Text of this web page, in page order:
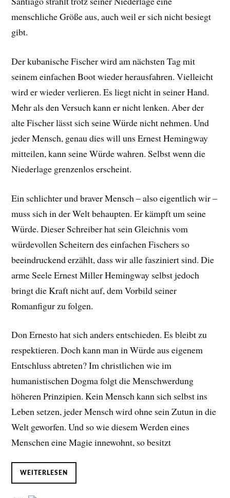
menschliche Größe aus, auch weil er sich nicht besiegt
gibt.
Der kubanische Fischer wird am nächsten Tag mit
seinem einfachen Boot wieder herausfahren. Vielleicht
wird er wieder verlieren. Es liegt nicht in seiner Hand.
Mehr als den Versuch kann er nicht lenken. Aber der
alte Fischer lässt sich seine Würde nicht nehmen. Und
jeder Mensch, genau dies will uns Ernest Hemingway
mitteilen, kann seine Würde wahren. Selbst wenn die
Niederlage grenzenlos erscheint.
Ein schlichter und braver Mensch – also eigentlich wir –
muss sich in der Welt behaupten. Er kämpft um seine
Würde. Dieser Schreiber hat sein Gleichnis vom
würdevollen Scheitern des einfachen Fischers so
beeindruckend erzählt, dass wir alle fasziniert sind. Die
arme Seele Ernest Miller Hemingway selbst jedoch
bringt die Kraft nicht auf, dem Vorbild seiner
Romanfigur zu folgen.
Don Ernesto hat sich anders entschieden. Es bleibt zu
respektieren. Doch kann man in Würde aus eigenem
Entschluss abtreten? Im christlichen wie im
humanistischen Dogma folgt die Menschwerdung
höheren Prinzipien. Kein Mensch kann sich selbst ins
Leben setzen, jeder Mensch wird ohne sein Zutun in die
Welt geworfen. Und so wie diesem Werden eines
Menschen eine Magie innewohnt, so besitzt
WEITERLESEN